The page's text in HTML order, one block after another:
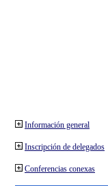
Información general
Inscripción de delegados
Conferencias conexas